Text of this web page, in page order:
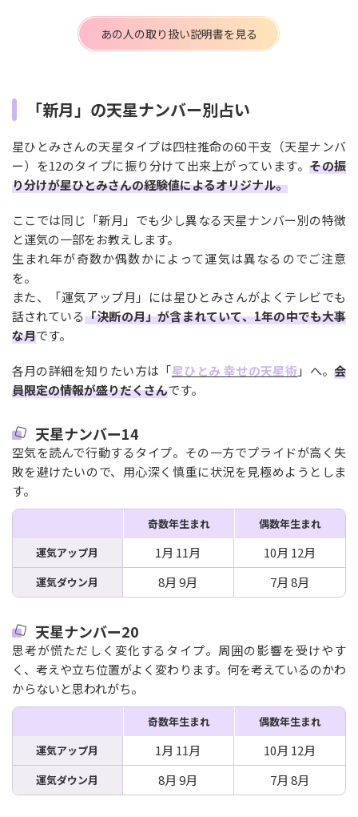
あの人の取り扱い説明書を見る
「新月」の天星ナンバー別占い
星ひとみさんの天星タイプは四柱推命の60干支（天星ナンバ
ー）を12のタイプに振り分けて出来上がっています。その振
り分けが星ひとみさんの経験値によるオリジナル。
ここでは同じ「新月」でも少し異なる天星ナンバー別の特徴
と運気の一部をお教えします。
生まれ年が奇数か偶数かによって運気は異なるのでご注意
を。
また、「運気アップ月」には星ひとみさんがよくテレビでも
話されている「決断の月」が含まれていて、1年の中でも大事
な月です。
各月の詳細を知りたい方は「星ひとみ 幸せの天星術 」へ。会
員限定の情報が盛りだくさんです。
天星ナンバー14
空気を読んで行動するタイプ。その一方でプライドが高く失
敗を避けたいので、用心深く慎重に状況を見極めようとしま
す。
奇数年生まれ
偶数年生まれ
運気アップ月
1月 11月 10月 12月
運気ダウン月 8月 9月 7月 8月
天星ナンバー20
思考が慌ただしく変化するタイプ。周囲の影響を受けやす
く、考えや立ち位置がよく変わります。何を考えているのかわ
からないと思われがち。
奇数年生まれ
偶数年生まれ
運気アップ月
1月 11月 10月 12月
運気ダウン月 8月 9月 7月 8月